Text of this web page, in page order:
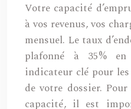
Votre capacité
à vos revenus, vos
mensuel. Le taux
plafonné à 35%
indicateur clé pour
de votre dossier.
capacité, il est